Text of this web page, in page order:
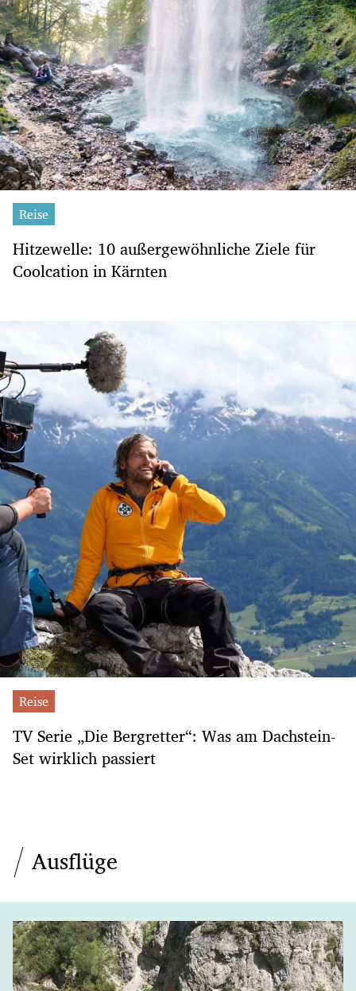
Reise
Hitzewelle: 10 außergewöhnliche Ziele für
Coolcation in Kärnten
Reise
TV Serie „Die Bergretter“: Was am Dachstein-
Set wirklich passiert
Ausflüge